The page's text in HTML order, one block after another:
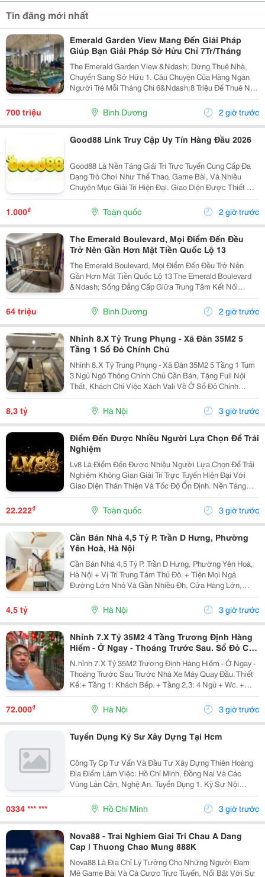
Tin đăng mới nhất
Emerald Garden View Mang Đến Giải Pháp
Giúp Bạn Giải Pháp Sở Hửu Chỉ 7Tr/Tháng
The Emerald Garden View &Ndash; Dừng Thuê Nhà,
Chuyển Sang Sở Hữu 1. Câu Chuyện Của Hàng Ngàn
Người Trẻ Mỗi Tháng Chi 6&Ndash;8 Triệu Để Thuê Nhà
Nhưng Tài Sản Vẫn Là Con Số 0. Emerald Garden View
Mang Đến Giải Pháp Giúp Bạn Chuyển Tiền Thuê Nhà...
700 triệu Bình Dương 2 giờ trước
Good88 Link Truy Cập Uy Tín Hàng Đầu 2026
Good88 Là Nền Tảng Giải Trí Trực Tuyến Cung Cấp Đa
Dạng Trò Chơi Như Thể Thao, Game Bài, Và Nhiều
Chuyên Mục Giải Trí Hiện Đại. Giao Diện Được Thiết Kế
Trực Quan, Thân Thiện Với Người Dùng Trên Cả Điện
Thoại Và Máy Tính. Hệ Thống Bảo Mật Hiện Đại...
1.000₫ Toàn quốc 2 giờ trước
The Emerald Boulevard, Mọi Điểm Đến Đều
Trở Nên Gần Hơn Mặt Tiền Quốc Lộ 13
The Emerald Boulevard, Mọi Điểm Đến Đều Trở Nên
Gần Hơn Mặt Tiền Quốc Lộ 13 The Emerald Boulevard
&Ndash; Sống Đẳng Cấp Giữa Trung Tâm Kết Nối
Tp.hcm Bạn Đang Tìm Một Căn Hộ Vừa Để Ở, Vừa Có
Tiềm Năng Đầu Tư Mạnh? The Emerald Boulevard
Chính Là...
64 triệu Bình Dương 2 giờ trước
Nhỉnh 8.X Tỷ Trung Phụng - Xã Đàn 35M2 5
Tầng 1 Sổ Đỏ Chính Chủ
Nhỉnh 8.X Tỷ Trung Phụng - Xã Đàn 35M2 5 Tầng 1 Tum
3 Ngủ Ngõ Thông Chính Chủ Cần Bán, Tặng Full Nội
Thất, Khách Chỉ Việc Xách Vali Về Ở Sổ Đỏ Chính
Chủ(Nói Không Với Quy Hoạch) Mr Cường 0936161345
8,3 tỷ Hà Nội 3 giờ trước
Điểm Đến Được Nhiều Người Lựa Chọn Để Trải
Nghiệm
Lv8 Là Điểm Đến Được Nhiều Người Lựa Chọn Để Trải
Nghiệm Không Gian Giải Trí Trực Tuyến Hiện Đại Với
Giao Diện Thân Thiện Và Tốc Độ Ổn Định. Nền Tảng
Cung Cấp Đa Dạng Trò Chơi, Cập Nhật Thường Xuyên,
Hỗ Trợ Trên Nhiều Thiết Bị Và Mang Đến Trải Nghiệm...
22.222₫ Toàn quốc 3 giờ trước
Cần Bán Nhà 4,5 Tỷ P. Trần D Hưng, Phường
Yên Hoà, Hà Nội
Cần Bán Nhà 4,5 Tỷ P. Trần D Hưng, Phường Yên Hoà,
Hà Nội + Vị Trí Trung Tâm Thủ Đô. + Tiện Mọi Ngả
Đường Lớn Nhỏ Và Gần Nhiều Đh, Cửa Hàng Lớn,
V.v... + Diện Tích Gia Đình Sử Dụng Tất Được Là 95 M2.
+ Ô-Tô Vào Cửa, Nhà Có 2 Tầng. + Sổ Đỏ Chính...
4,5 tỷ Hà Nội 3 giờ trước
Nhỉnh 7.X Tỷ 35M2 4 Tầng Trương Định Hàng
Hiếm - Ở Ngay - Thoáng Trước Sau. Sổ Đỏ Cất
Két
N.hỉnh 7.X Tỷ 35M2 Trương Định Hàng Hiếm - Ở Ngay -
Thoáng Trước Sau Trước Nhà Xe Máy Quay Đầu. Thiết
Kế:+ Tầng 1: Khách Bếp. + Tầng 2,3: 4 Ngủ + Wc. +
Tầng 4: Phòng Thờ Sân Phơi Rộng Rãi. + Gần Trường,
Gần Chợ + Giao Thông Thuận Tiện. Sổ Đỏ...
72.000₫ Hà Nội 3 giờ trước
Tuyển Dụng Kỹ Sư Xây Dựng Tại Hcm
Công Ty Cp Tư Vấn Và Đầu Tư Xây Dựng Thiên Hoàng
Địa Điểm Làm Việc: Hồ Chí Minh, Đồng Nai Và Các
Vùng Lân Cận, Nghệ An. Tuyển Dụng 1. Kỹ Sư Nội
Nghiệp Công Trình Giao Thông, Cầu Đường : 06 2. Kỹ
Sư Hiện Trường Công Trình Giao Thông, Cầu...
0334 *** *** Hồ Chí Minh 3 giờ trước
Nova88 - Trai Nghiem Giai Tri Chau A Dang
Cap | Thuong Chao Mung 888K
Nova88 Là Địa Chỉ Lý Tưởng Cho Những Người Đam
Mê Game Bài Và Cá Cược Trực Tuyến, Nổi Bật Với Sự